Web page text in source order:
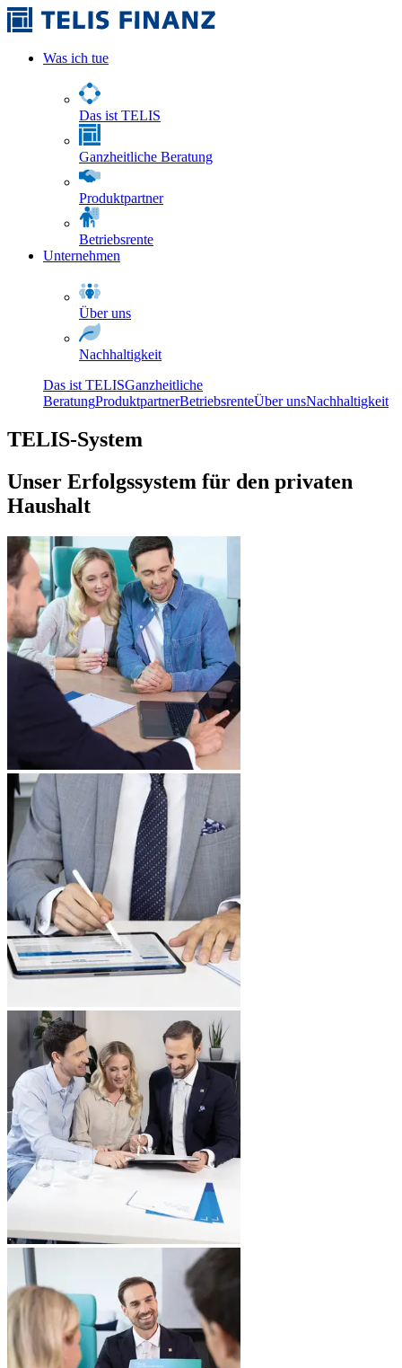
Was ich tue
Das ist TELIS
Ganzheitliche Beratung
Produktpartner
Betriebsrente
Unternehmen
Über uns
Nachhaltigkeit
Das ist TELISGanzheitliche
BeratungProduktpartnerBetriebsrenteÜber unsNachhaltigkeit
TELIS-System
Unser Erfolgssystem für den privaten
Haushalt